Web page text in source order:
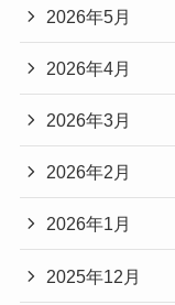
2026年5月
2026年4月
2026年3月
2026年2月
2026年1月
2025年12月